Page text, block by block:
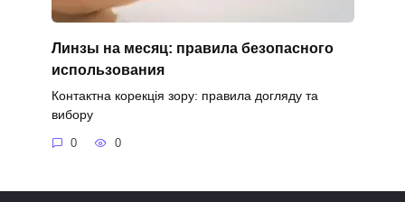
Линзы на месяц: правила безопасного
использования
Контактна корекція зору: правила догляду та
вибору
0 0